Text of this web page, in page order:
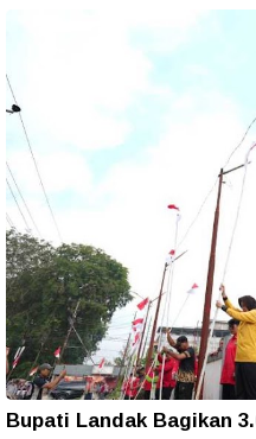
Bupati Landak Bagikan